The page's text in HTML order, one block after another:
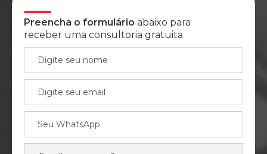
Preencha o formulário abaixo para
receber uma consultoria gratuita